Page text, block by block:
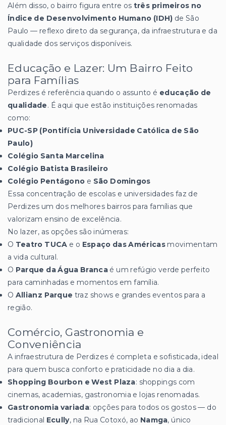
Além disso, o bairro figura entre os três primeiros no
Índice de Desenvolvimento Humano (IDH) de São
Paulo — reflexo direto da segurança, da infraestrutura e da
qualidade dos serviços disponíveis.
Educação e Lazer: Um Bairro Feito
para Famílias
Perdizes é referência quando o assunto é educação de
qualidade. É aqui que estão instituições renomadas
como:
PUC-SP (Pontifícia Universidade Católica de São
Paulo)
Colégio Santa Marcelina
Colégio Batista Brasileiro
Colégio Pentágono e São Domingos
Essa concentração de escolas e universidades faz de
Perdizes um dos melhores bairros para famílias que
valorizam ensino de excelência.
No lazer, as opções são inúmeras:
O Teatro TUCA e o Espaço das Américasmovimentam
a vida cultural.
O Parque da Água Brancaé um refúgio verde perfeito
para caminhadas e momentos em família.
O Allianz Parque traz shows e grandes eventos para a
região.
Comércio, Gastronomia e
Conveniência
A infraestrutura de Perdizes é completa e sofisticada, ideal
para quem busca conforto e praticidade no dia a dia.
Shopping Bourbon e West Plaza: shoppings com
cinemas, academias, gastronomia e lojas renomadas.
Gastronomia variada: opções para todos os gostos — do
tradicional Ecully, na Rua Cotoxó, ao Namga, único